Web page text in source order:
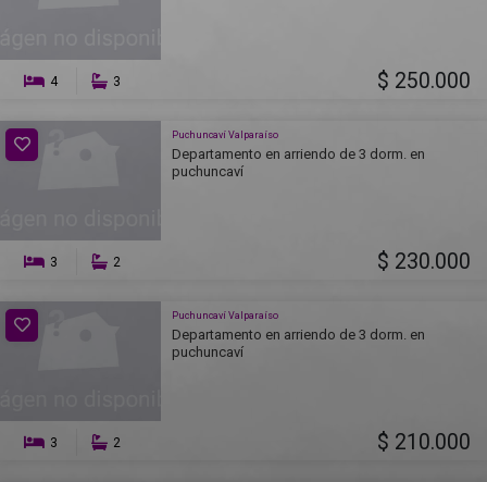
4 3 $ 250.000
Puchuncaví Valparaíso
Departamento en arriendo de 3 dorm. en
puchuncaví
3 2 $ 230.000
Puchuncaví Valparaíso
Departamento en arriendo de 3 dorm. en
puchuncaví
3 2 $ 210.000